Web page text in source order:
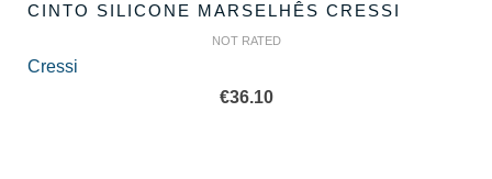
CINTO SILICONE MARSELHÊS CRESSI
NOT RATED
Cressi
€36.10